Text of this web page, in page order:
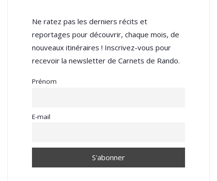
Ne ratez pas les derniers récits et
reportages pour découvrir, chaque mois, de
nouveaux itinéraires ! Inscrivez-vous pour
recevoir la newsletter de Carnets de Rando.
Prénom
E-mail